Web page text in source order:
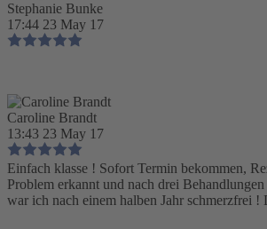
Stephanie Bunke
17:44 23 May 17
Caroline Brandt
13:43 23 May 17
Einfach klasse ! Sofort Termin bekommen,
Problem erkannt und nach drei
war ich nach einem halben Jahr